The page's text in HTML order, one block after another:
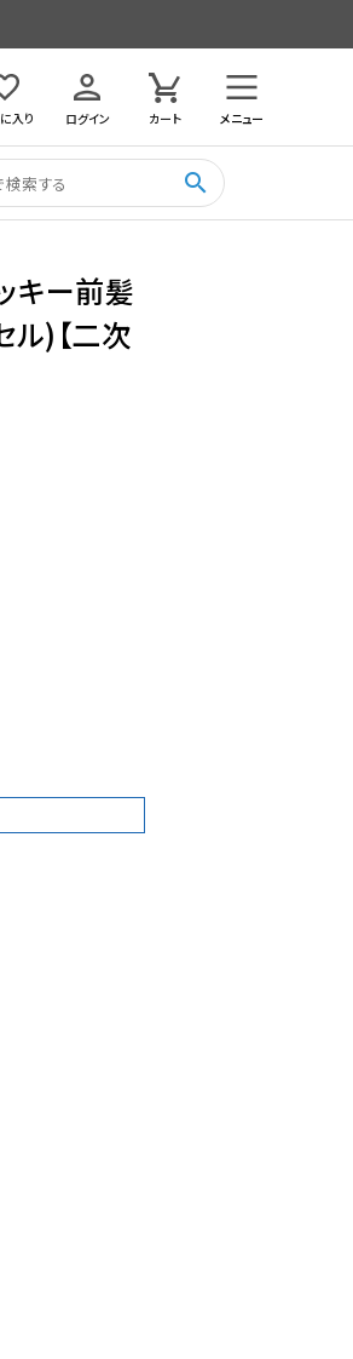
入り ログイン カート メニュー
search
キー前髪
)【二次